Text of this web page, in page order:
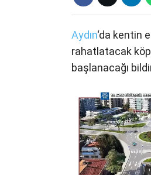
Aydın‘da kentin
rahatlatacak
başlanacağı